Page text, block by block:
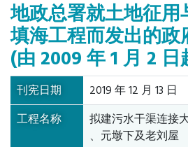
地政总署就土地征用
填海工程而发出的政
(由 2009 年 1 月 2 日
刊宪日期
2019 年 12 月 13 日
工程名称
拟建污水干渠连接
、元墩下及老刘屋